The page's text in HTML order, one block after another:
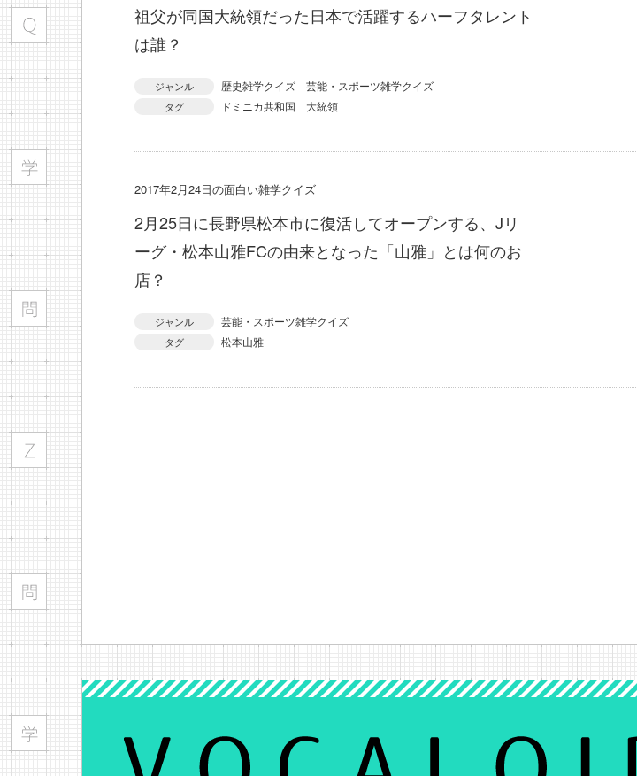
祖父が同国大統領だった日本で活躍するハーフタレント
は誰？
ジャンル 歴史雑学クイズ 芸能・スポーツ雑学クイズ
タグ ドミニカ共和国 大統領
2017年2月24日の面白い雑学クイズ
2月25日に長野県松本市に復活してオープンする、Jリ
ーグ・松本山雅FCの由来となった「山雅」とは何のお
店？
ジャンル 芸能・スポーツ雑学クイズ
タグ 松本山雅